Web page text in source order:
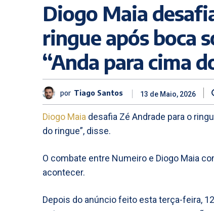
Diogo Maia
ringue após boca
“Anda para cima
por Tiago Santos 13 de Maio, 2026
Diogo Maia desafia Zé Andrade para o
do ringue”, disse.
O combate entre Numeiro e Diogo Maia
acontecer.
Depois do anúncio feito esta terça-feira,